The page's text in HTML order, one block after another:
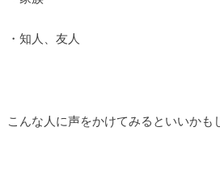
・知人、友人
こんな人に声をかけてみるといいかも